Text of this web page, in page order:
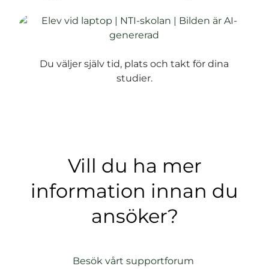
Du väljer själv tid, plats och takt för dina
studier.
Vill du ha mer
information innan du
ansöker?
Besök vårt supportforum